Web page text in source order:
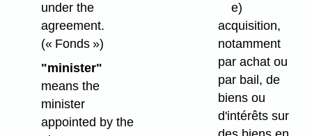
under the
agreement.
(« Fonds »)
"minister"
means the
minister
appointed by the
e)
acquisition,
notamment
par achat ou
par bail, de
biens ou
d'intérêts sur